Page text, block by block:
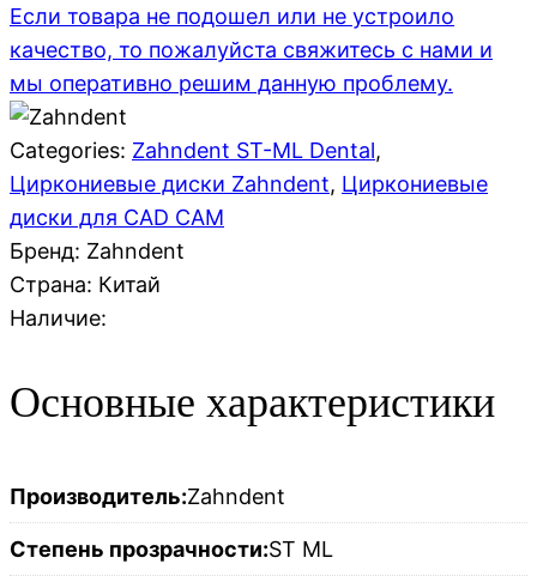
Если товара не подошел или не устроило
качество, то пожалуйста свяжитесь с нами и
мы оперативно решим данную проблему.
Categories: Zahndent ST-ML Dental,
Циркониевые диски Zahndent, Циркониевые
диски для CAD CAM
Бренд: Zahndent
Страна: Китай
Наличие:
Основные характеристики
Производитель:Zahndent
Степень прозрачности:ST ML